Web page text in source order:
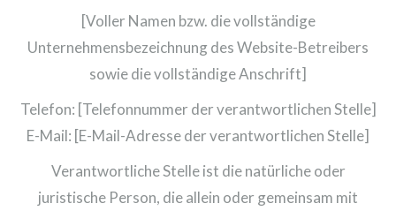
[Voller Namen bzw. die vollständige
Unternehmensbezeichnung des Website-Betreibers
sowie die vollständige Anschrift]
Telefon: [Telefonnummer der verantwortlichen Stelle]
E-Mail: [E-Mail-Adresse der verantwortlichen Stelle]
Verantwortliche Stelle ist die natürliche oder
juristische Person, die allein oder gemeinsam mit